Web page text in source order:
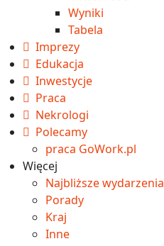
Wyniki
Tabela
Imprezy
Edukacja
Inwestycje
Praca
Nekrologi
Polecamy
praca GoWork.pl
Więcej
Najbliższe wydarzenia
Porady
Kraj
Inne